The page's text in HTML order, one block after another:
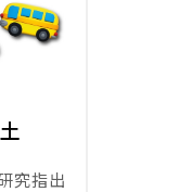
究指出